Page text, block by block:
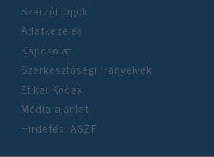
Szerzői jogok
Adatkezelés
Kapcsolat
Szerkesztőségi irányelvek
Etikai Kódex
Média ajánlat
Hirdetési ÁSZF